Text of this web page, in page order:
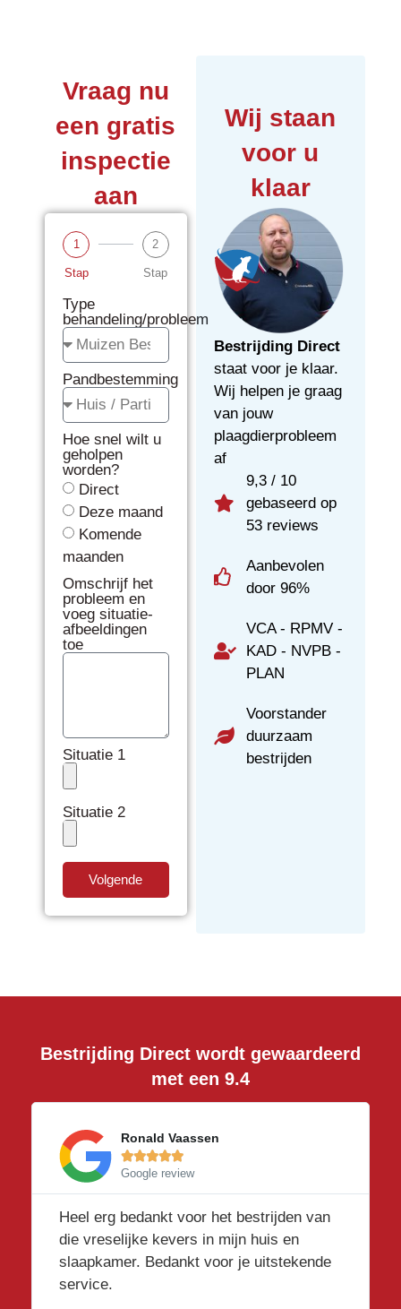
Vraag nu
een gratis
inspectie
aan
1
Stap
2
Stap
Type
behandeling/probleem
Pandbestemming
Hoe snel wilt u
geholpen
worden?
Direct
Deze maand
Komende
maanden
Omschrijf het
probleem en
voeg situatie-
afbeeldingen
toe
Situatie 1
Situatie 2
Volgende
Wij staan
voor u
klaar
Bestrijding Direct
staat voor je klaar.
Wij helpen je graag
van jouw
plaagdierprobleem
af
9,3 / 10
gebaseerd op
53 reviews
Aanbevolen
door 96%
VCA - RPMV -
KAD - NVPB -
PLAN
Voorstander
duurzaam
bestrijden
Bestrijding Direct wordt gewaardeerd
met een 9.4
Ronald Vaassen

Google review
Heel erg bedankt voor het bestrijden van
die vreselijke kevers in mijn huis en
slaapkamer. Bedankt voor je uitstekende
service.